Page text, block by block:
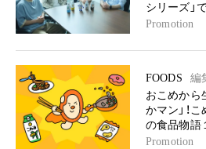
シリーズ」
Promotion
FOODS
編
おこめから
かマン」！
の食品物語
Promotion